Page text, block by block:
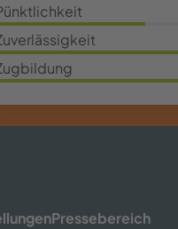
Pres­se­be­reich